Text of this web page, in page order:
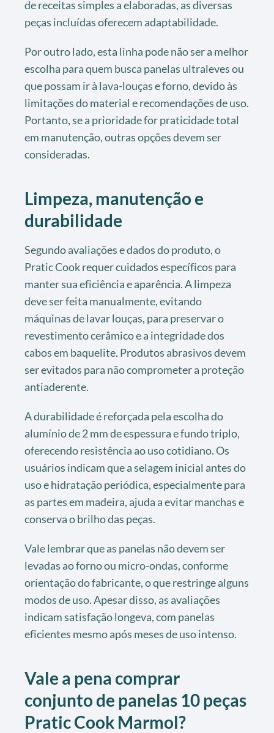
de receitas simples a elaboradas, as diversas
peças incluídas oferecem adaptabilidade.
Por outro lado, esta linha pode não ser a melhor
escolha para quem busca panelas ultraleves ou
que possam ir à lava-louças e forno, devido às
limitações do material e recomendações de uso.
Portanto, se a prioridade for praticidade total
em manutenção, outras opções devem ser
consideradas.
Limpeza, manutenção e
durabilidade
Segundo avaliações e dados do produto, o
Pratic Cook requer cuidados específicos para
manter sua eficiência e aparência. A limpeza
deve ser feita manualmente, evitando
máquinas de lavar louças, para preservar o
revestimento cerâmico e a integridade dos
cabos em baquelite. Produtos abrasivos devem
ser evitados para não comprometer a proteção
antiaderente.
A durabilidade é reforçada pela escolha do
alumínio de 2 mm de espessura e fundo triplo,
oferecendo resistência ao uso cotidiano. Os
usuários indicam que a selagem inicial antes do
uso e hidratação periódica, especialmente para
as partes em madeira, ajuda a evitar manchas e
conserva o brilho das peças.
Vale lembrar que as panelas não devem ser
levadas ao forno ou micro-ondas, conforme
orientação do fabricante, o que restringe alguns
modos de uso. Apesar disso, as avaliações
indicam satisfação longeva, com panelas
eficientes mesmo após meses de uso intenso.
Vale a pena comprar
conjunto de panelas 10 peças
Pratic Cook Marmol?